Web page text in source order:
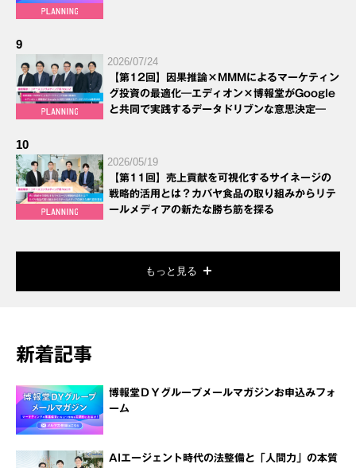
9
2026/07/24
【第12回】因果推論×MMMによるマーケティン
グ投資の最適化―エディオン×博報堂がGoogle
と共同で実践するデータドリブンな意思決定―
10
2026/05/19
【第11回】売上貢献を可視化するサイネージの
戦略的活用とは？カバヤ食品の取り組みからリテ
ールメディアの新たな勝ち筋を探る
もっと見る
新着記事
博報堂ＤＹグループメールマガジンお申込みフォ
ーム
AIエージェント時代の法整備と「人間力」の本質